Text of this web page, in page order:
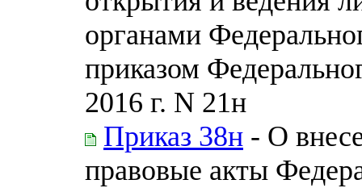
органами
приказом
2016 г. N 21н
Приказ 38н - О
правовые акты